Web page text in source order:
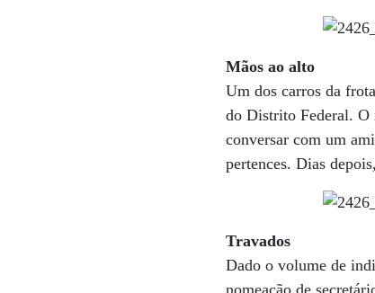
Mãos ao alto
Um dos carros da
do Distrito Federal. O
conversar com um
pertences. Dias
Travados
Dado o volume de
nomeação de